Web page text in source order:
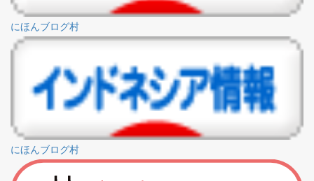
にほんブログ村
にほんブログ村